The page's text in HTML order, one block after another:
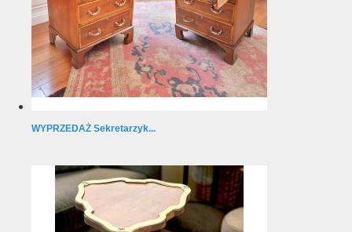
WYPRZEDAŻ Sekretarzyk...